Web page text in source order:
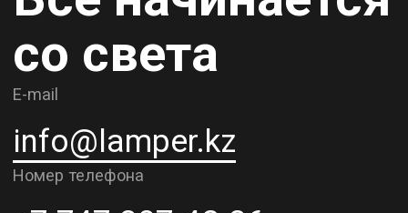
Доставка и самовывоз
Рассрочка и кредит
Адрес шоурума в г. Алматы
к5
Адрес шоурума в г. Астана